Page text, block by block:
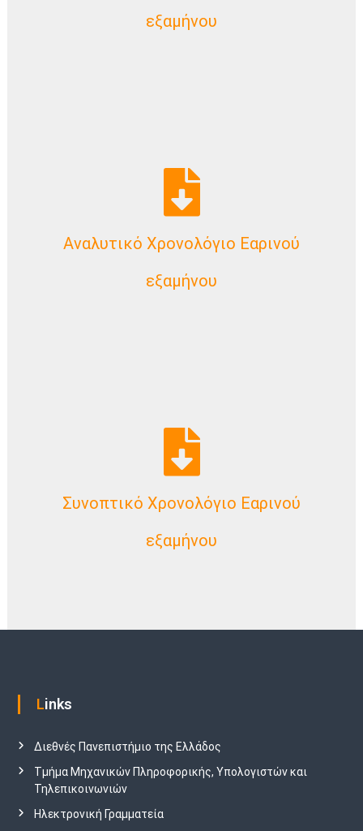
εξαμήνου
Αναλυτικό Χρονολόγιο Εαρινού
εξαμήνου
Download Now
Συνοπτικό Χρονολόγιο Εαρινού
εξαμήνου
Download Now
Links
Διεθνές Πανεπιστήμιο της Ελλάδος
Τμήμα Μηχανικών Πληροφορικής, Υπολογιστών και
Τηλεπικοινωνιών
Ηλεκτρονική Γραμματεία